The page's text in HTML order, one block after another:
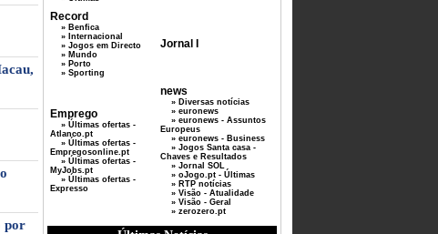
por
Record
» Benfica
» Internacional
» Jogos em Directo
» Mundo
» Porto
» Sporting
Jornal I
Emprego
» Últimas ofertas -
Atlanco.pt
» Últimas ofertas -
Empregosonline.pt
» Últimas ofertas -
MyJobs.pt
» Últimas ofertas -
Expresso
news
» Diversas notícias
» euronews
» euronews - Assuntos
Europeus
» euronews - Business
» Jogos Santa casa -
Chaves e Resultados
» Jornal SOL
» oJogo.pt - Últimas
» RTP notícias
» Visão - Atualidade
» Visão - Geral
» zerozero.pt